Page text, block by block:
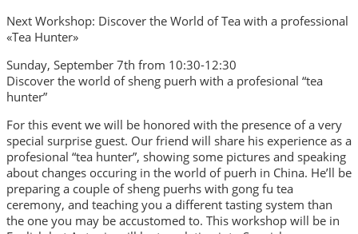
Next Workshop: Discover the World of Tea with a professional
«Tea Hunter»
Sunday, September 7th from 10:30-12:30
Discover the world of sheng puerh with a profesional “tea
hunter”
For this event we will be honored with the presence of a very
special surprise guest. Our friend will share his experience as a
profesional “tea hunter”, showing some pictures and speaking
about changes occuring in the world of puerh in China. He’ll be
preparing a couple of sheng puerhs with gong fu tea
ceremony, and teaching you a different tasting system than
the one you may be accustomed to. This workshop will be in